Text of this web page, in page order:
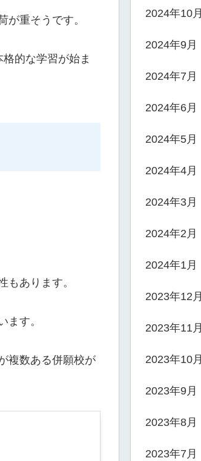
重そうです。
的な学習が始ま
あります。
ます。
複数ある併願校が
2024年10月
2024年9月
2024年7月
2024年6月
2024年5月
2024年4月
2024年3月
2024年2月
2024年1月
2023年12月
2023年11月
2023年10月
2023年9月
2023年8月
2023年7月